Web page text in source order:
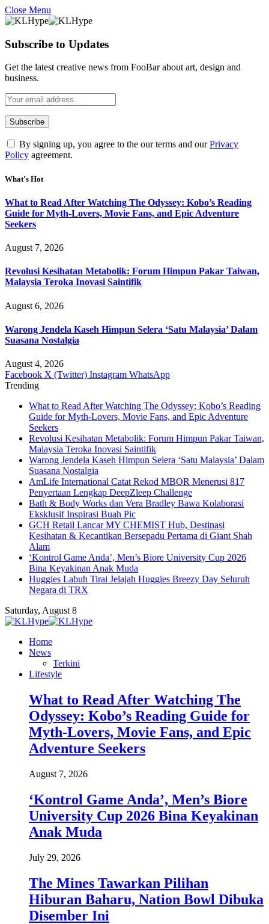
Close Menu
Subscribe to Updates
Get the latest creative news from FooBar about art, design and
business.
By signing up, you agree to the our terms and ourPrivacy
Policy agreement.
What's Hot
What to Read After Watching The Odyssey: Kobo’s Reading
Guide for Myth-Lovers, Movie Fans, and Epic Adventure
Seekers
August 7, 2026
Revolusi Kesihatan Metabolik: Forum Himpun Pakar Taiwan,
Malaysia Teroka Inovasi Saintifik
August 6, 2026
Warong Jendela Kaseh Himpun Selera ‘Satu Malaysia’ Dalam
Suasana Nostalgia
August 4, 2026
Facebook X (Twitter) Instagram WhatsApp
Trending
What to Read After Watching The Odyssey: Kobo’s Reading
Guide for Myth-Lovers, Movie Fans, and Epic Adventure
Seekers
Revolusi Kesihatan Metabolik: Forum Himpun Pakar Taiwan,
Malaysia Teroka Inovasi Saintifik
Warong Jendela Kaseh Himpun Selera ‘Satu Malaysia’ Dalam
Suasana Nostalgia
AmLife International Catat Rekod MBOR Menerusi 817
Penyertaan Lengkap DeepZleep Challenge
Bath & Body Works dan Vera Bradley Bawa Kolaborasi
Eksklusif Inspirasi Buah Pic
GCH Retail Lancar MY CHEMIST Hub, Destinasi
Kesihatan & Kecantikan Bersepadu Pertama di Giant Shah
Alam
‘Kontrol Game Anda’, Men’s Biore University Cup 2026
Bina Keyakinan Anak Muda
Huggies Labuh Tirai Jelajah Huggies Breezy Day Seluruh
Negara di TRX
Saturday, August 8
Home
News
Terkini
Lifestyle
What to Read After Watching The
Odyssey: Kobo’s Reading Guide for
Myth-Lovers, Movie Fans, and Epic
Adventure Seekers
August 7, 2026
‘Kontrol Game Anda’, Men’s Biore
University Cup 2026 Bina Keyakinan
Anak Muda
July 29, 2026
The Mines Tawarkan Pilihan
Hiburan Baharu, Nation Bowl Dibuka
Disember Ini